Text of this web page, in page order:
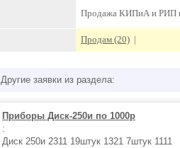
Продажа КИПиА и РИП
Продам (20) |
Другие заявки из раздела:
Приборы Диск-250и по 1000р
:
Диск 250и 2311 19штук 1321 7штук 1111